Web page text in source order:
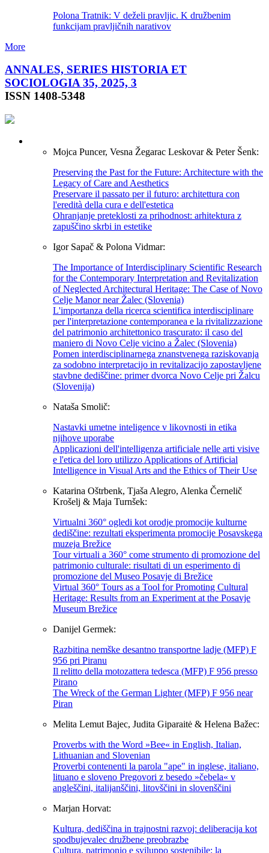
Polona Tratnik: V deželi pravljic. K družbenim
funkcijam pravljičnih narativov
More
ANNALES, SERIES HISTORIA ET
SOCIOLOGIA 35, 2025, 3
ISSN 1408-5348
Mojca Puncer, Vesna Žegarac Leskovar & Peter Šenk:
Preserving the Past for the Future: Architecture with the
Legacy of Care and Aesthetics
Preservare il passato per il futuro: architettura con
l'eredità della cura e dell'estetica
Ohranjanje preteklosti za prihodnost: arhitektura z
zapuščino skrbi in estetike
Igor Sapač & Polona Vidmar:
The Importance of Interdisciplinary Scientific Research
for the Contemporary Interpretation and Revitalization
of Neglected Architectural Heritage: The Case of Novo
Celje Manor near Žalec (Slovenia)
L'importanza della ricerca scientifica interdisciplinare
per l'interpretazione contemporanea e la rivitalizzazione
del patrimonio architettonico trascurato: il caso del
maniero di Novo Celje vicino a Žalec (Slovenia)
Pomen interdisciplinarnega znanstvenega raziskovanja
za sodobno interpretacijo in revitalizacijo zapostavljene
stavbne dediščine: primer dvorca Novo Celje pri Žalcu
(Slovenija)
Nataša Smolič:
Nastavki umetne inteligence v likovnosti in etika
njihove uporabe
Applicazioni dell'intelligenza artificiale nelle arti visive
e l'etica del loro utilizzo Applications of Artificial
Intelligence in Visual Arts and the Ethics of Their Use
Katarina Oštrbenk, Tjaša Alegro, Alenka Černelič
Krošelj & Maja Turnšek:
Virtualni 360° ogledi kot orodje promocije kulturne
dediščine: rezultati eksperimenta promocije Posavskega
muzeja Brežice
Tour virtuali a 360° come strumento di promozione del
patrimonio culturale: risultati di un esperimento di
promozione del Museo Posavje di Brežice
Virtual 360° Tours as a Tool for Promoting Cultural
Heritage: Results from an Experiment at the Posavje
Museum Brežice
Danijel Germek:
Razbitina nemške desantno transportne ladje (MFP) F
956 pri Piranu
Il relitto della motozattera tedesca (MFP) F 956 presso
Pirano
The Wreck of the German Lighter (MFP) F 956 near
Piran
Melita Lemut Bajec, Judita Giparaitė & Helena Bažec:
Proverbs with the Word »Bee« in English, Italian,
Lithuanian and Slovenian
Proverbi contenenti la parola "ape" in inglese, italiano,
lituano e sloveno Pregovori z besedo »čebela« v
angleščini, italijanščini, litovščini in slovenščini
Marjan Horvat:
Kultura, dediščina in trajnostni razvoj: deliberacija kot
spodbujevalec družbene preobrazbe
Cultura, patrimonio e sviluppo sostenibile: la